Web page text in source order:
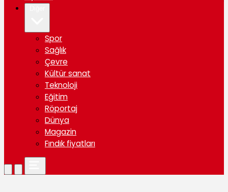
Spor
Sağlık
Çevre
Kültür sanat
Teknoloji
Eğitim
Röportaj
Dünya
Magazin
Fındık fiyatları